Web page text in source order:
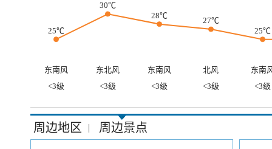
25℃
30℃
28℃
27℃
25℃
东南风 东北风 东南风 北风
东南
<3级
<3级 <3级 <3级 <3级
周边地区 | 周边景点